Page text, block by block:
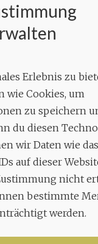
Erlebnis zu
wie Cookies, um
zu speichern
du diesen
wir Daten wie
auf dieser
nicht
bestimmte
werden.
KONTAKT
Geschäftsstelle:
Aixheimer Str. 18
70619 Stuttgart
MUSIK
Leiter:
Enrico Trummer
+49 (0)177 / 34 23 57
Twitter